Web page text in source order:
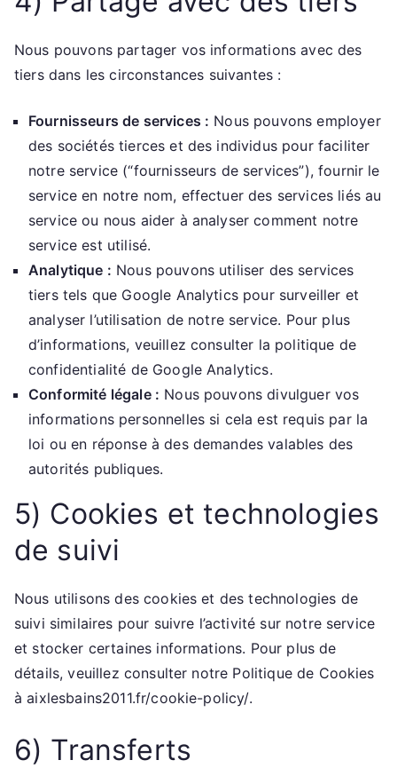
Nous pouvons partager vos informations avec des
tiers dans les circonstances suivantes :
Fournisseurs de services : Nous pouvons employer
des sociétés tierces et des individus pour faciliter
notre service (“fournisseurs de services”), fournir le
service en notre nom, effectuer des services liés au
service ou nous aider à analyser comment notre
service est utilisé.
Analytique : Nous pouvons utiliser des services
tiers tels que Google Analytics pour surveiller et
analyser l’utilisation de notre service. Pour plus
d’informations, veuillez consulter la politique de
confidentialité de Google Analytics.
Conformité légale : Nous pouvons divulguer vos
informations personnelles si cela est requis par la
loi ou en réponse à des demandes valables des
autorités publiques.
5) Cookies et technologies
de suivi
Nous utilisons des cookies et des technologies de
suivi similaires pour suivre l’activité sur notre service
et stocker certaines informations. Pour plus de
détails, veuillez consulter notre Politique de Cookies
à aixlesbains2011.fr/cookie-policy/.
6) Transferts